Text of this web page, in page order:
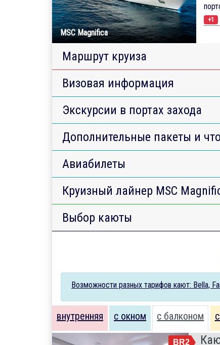
MSC Magnifica
+1
Маршрут круиза
Визовая информация
Экскурсии в портах захода
Дополнительные пакеты и
Авиабилеты
Круизный лайнер MSC
Выбор каюты
Возможности разных тарифов кают: Bella,
внутренняя с окном с балконом
BR2